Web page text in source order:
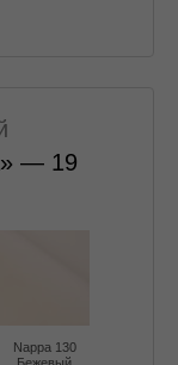
— 19
Nappa 130